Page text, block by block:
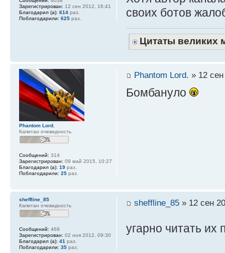
своих ботов
Цитаты великих
Зарегистрирован: 12 сен 2012, 16:41
Благодарил (а): 614 раз.
Поблагодарили: 625 раз.
Phantom Lord. » 12
Бомбануло
Phantom Lord.
Капитан очевидность
Сообщений: 314
Зарегистрирован: 09 май 2015, 10:27
Благодарил (а): 19 раз.
Поблагодарили: 25 раз.
sheffline_85» 12 сен
угарно читать их
sheffline_85
Капитан очевидность
Сообщений: 469
Зарегистрирован: 02 ноя 2012, 09:30
Благодарил (а): 41 раз.
Поблагодарили: 35 раз.